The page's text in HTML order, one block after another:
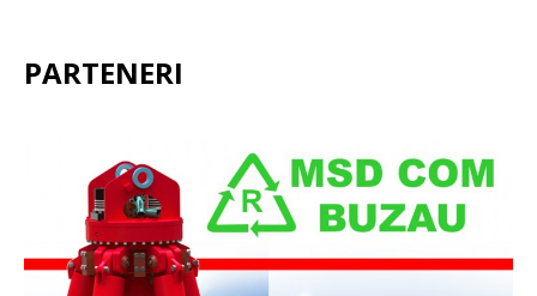
PARTENERI